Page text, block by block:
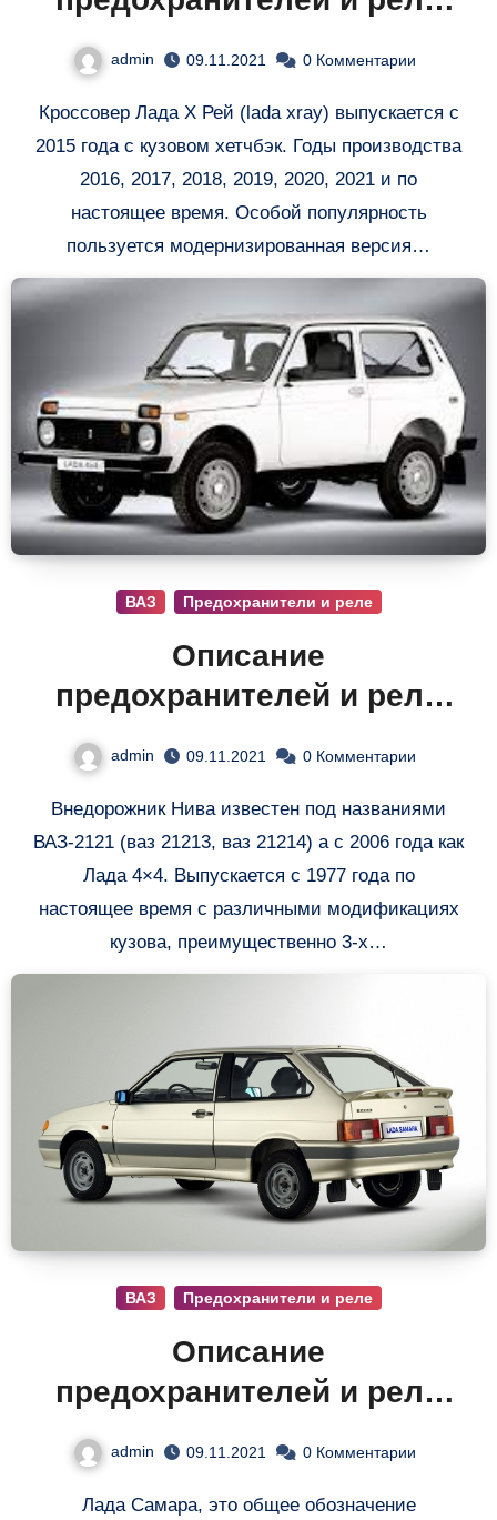
admin 09.11.2021 0 Комментарии
Кроссовер Лада Х Рей (lada xray) выпускается с
2015 года с кузовом хетчбэк. Годы производства
2016, 2017, 2018, 2019, 2020, 2021 и по
настоящее время. Особой популярность
пользуется модернизированная версия…
ВАЗ Предохранители и реле
Описание
предохранителей и реле
Нива 2121 / Lada 4×4
admin 09.11.2021 0 Комментарии
Внедорожник Нива известен под названиями
ВАЗ-2121 (ваз 21213, ваз 21214) а с 2006 года как
Лада 4×4. Выпускается с 1977 года по
настоящее время с различными модификациях
кузова, преимущественно 3-х…
ВАЗ Предохранители и реле
Описание
предохранителей и реле
admin 09.11.2021 0 Комментарии
Лада Самара, это общее обозначение